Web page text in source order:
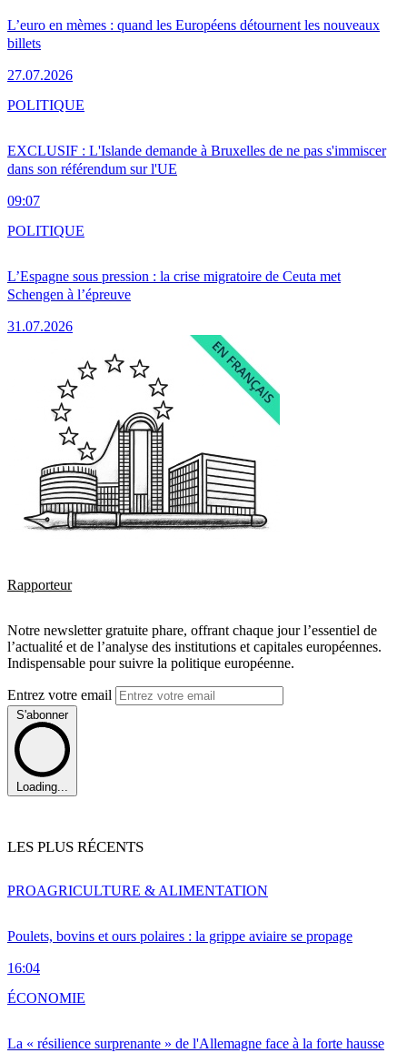
L’euro en mèmes : quand les Européens détournent les nouveaux
billets
27.07.2026
EXCLUSIF : L'Islande demande à Bruxelles de ne pas s'immiscer
dans son référendum sur l'UE
09:07
POLITIQUE
L’Espagne sous pression : la crise migratoire de Ceuta met
Schengen à l’épreuve
31.07.2026
POLITIQUE
Rapporteur
Notre newsletter gratuite phare, offrant chaque jour l’essentiel de
l’actualité et de l’analyse des institutions et capitales européennes.
Indispensable pour suivre la politique européenne.
Entrez votre email
S'abonner
Loading...
LES PLUS RÉCENTS
Poulets, bovins et ours polaires : la grippe aviaire se propage
16:04
PROAGRICULTURE & ALIMENTATION
La « résilience surprenante » de l'Allemagne face à la forte hausse
ÉCONOMIE